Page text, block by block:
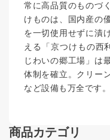
常に高品質のものづ
けものは、国内産の
を一切使用せずに漬
える「京つけもの西
じわいの郷工場」は
体制を確立。クリー
など設備も万全です。
商品カテゴリ